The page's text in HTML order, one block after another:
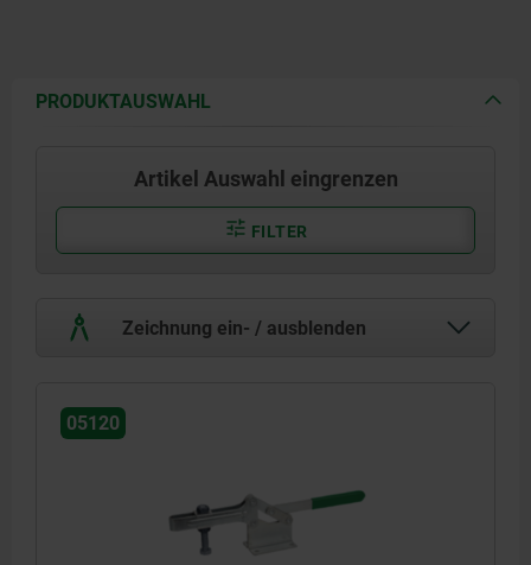
PRODUKTAUSWAHL
Artikel Auswahl eingrenzen
FILTER
Zeichnung ein- / ausblenden
05120